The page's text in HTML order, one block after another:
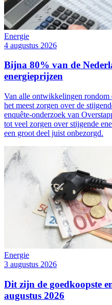
Energie
4 augustus 2026
Bijna 80% van de
energieprijzen
Van alle ontwikkelingen rondom
het meest zorgen over de
enquête-onderzoek van
tot veel zorgen over stijgende
een groot deel juist onbezorgd.
Energie
3 augustus 2026
Dit zijn de goedkoopste
augustus 2026